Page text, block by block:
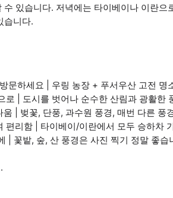
수 있습니다. 저녁에는 타이베이나 이란
습니다.
문하세요 | 우링 농장 + 푸서우산 고전 명
| 도시를 벗어나 순수한 산림과 광활한
| 벚꽃, 단풍, 과수원 풍경, 매번 다른 풍
리함 | 타이베이/이란에서 모두 승하차
| 꽃밭, 숲, 산 풍경은 사진 찍기 정말 좋습